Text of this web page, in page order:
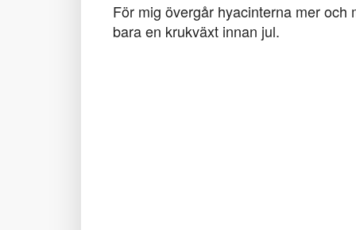
För mig övergår hyacinterna mer
bara en krukväxt innan jul.